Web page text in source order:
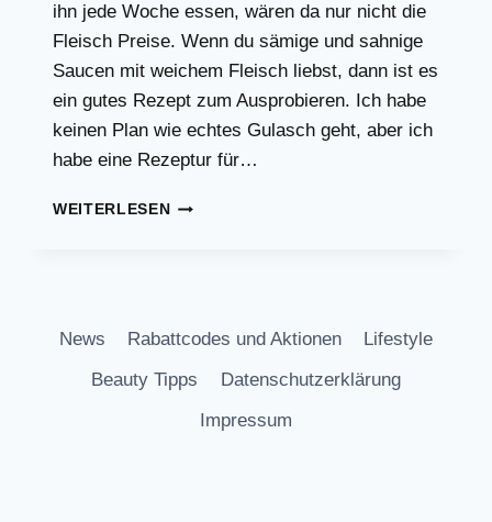
ihn jede Woche essen, wären da nur nicht die
Fleisch Preise. Wenn du sämige und sahnige
Saucen mit weichem Fleisch liebst, dann ist es
ein gutes Rezept zum Ausprobieren. Ich habe
keinen Plan wie echtes Gulasch geht, aber ich
habe eine Rezeptur für…
WEITERLESENGESCHMORTES
News Rabattcodes und Aktionen
Lifestyle
Beauty Tipps
Datenschutzerklärung
Impressum